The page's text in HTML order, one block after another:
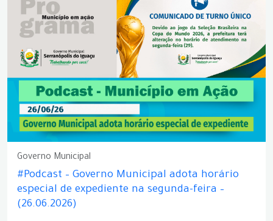
Governo Municipal
#Podcast – Governo Municipal adota horário
especial de expediente na segunda-feira –
(26.06.2026)